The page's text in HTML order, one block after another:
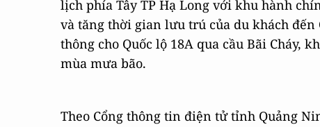
lịch phía Tây TP Hạ Long với khu hành
và tăng thời gian lưu trú của du khách
thông cho Quốc lộ 18A qua cầu Bãi Cháy,
mùa mưa bão.
Theo Cổng thông tin điện tử tỉnh Quảng